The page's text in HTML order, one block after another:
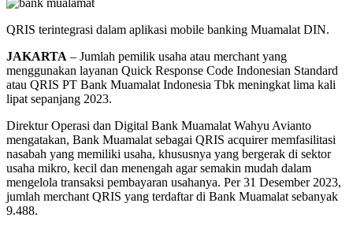
QRIS terintegrasi dalam aplikasi mobile banking Muamalat DIN.
JAKARTA – Jumlah pemilik usaha atau merchant yang
menggunakan layanan Quick Response Code Indonesian Standard
atau QRIS PT Bank Muamalat Indonesia Tbk meningkat lima kali
lipat sepanjang 2023.
Direktur Operasi dan Digital Bank Muamalat Wahyu Avianto
mengatakan, Bank Muamalat sebagai QRIS acquirer memfasilitasi
nasabah yang memiliki usaha, khususnya yang bergerak di sektor
usaha mikro, kecil dan menengah agar semakin mudah dalam
mengelola transaksi pembayaran usahanya. Per 31 Desember 2023,
jumlah merchant QRIS yang terdaftar di Bank Muamalat sebanyak
9.488.